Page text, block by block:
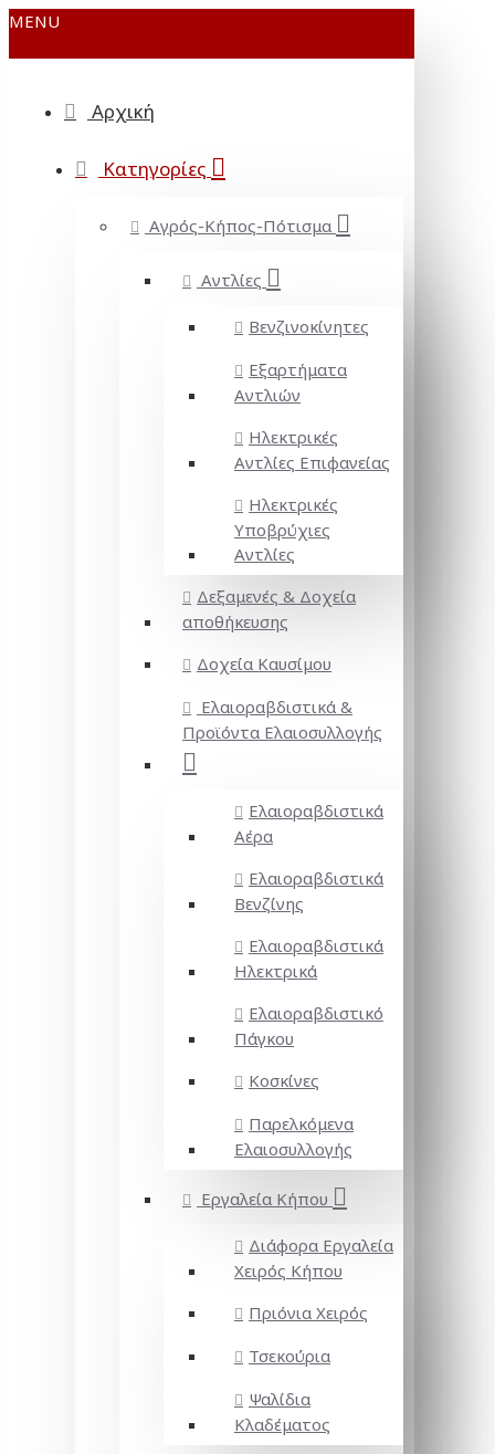
MENU
Αρχική
Κατηγορίες
Αγρός-Κήπος-Πότισμα
Αντλίες
Βενζινοκίνητες
Εξαρτήματα
Αντλιών
Ηλεκτρικές
Αντλίες Επιφανείας
Ηλεκτρικές
Υποβρύχιες
Αντλίες
Δεξαμενές & Δοχεία
αποθήκευσης
Δοχεία Καυσίμου
Ελαιοραβδιστικά &
Προϊόντα Ελαιοσυλλογής
Ελαιοραβδιστικά
Αέρα
Ελαιοραβδιστικά
Βενζίνης
Ελαιοραβδιστικά
Ηλεκτρικά
Ελαιοραβδιστικό
Πάγκου
Κοσκίνες
Παρελκόμενα
Ελαιοσυλλογής
Εργαλεία Κήπου
Διάφορα Εργαλεία
Χειρός Κήπου
Πριόνια Χειρός
Τσεκούρια
Ψαλίδια
Κλαδέματος